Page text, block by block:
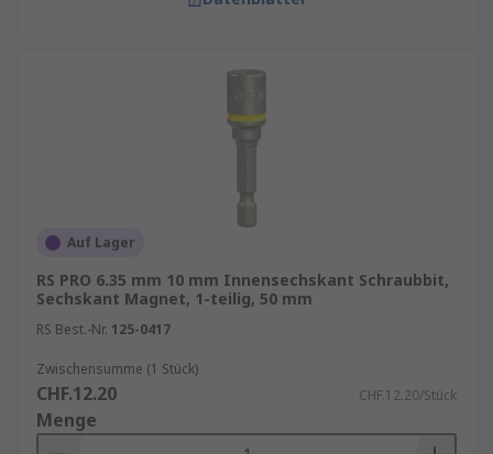
Auf Lager
RS PRO 6.35 mm 10 mm Innensechskant Schraubbit,
Sechskant Magnet, 1-teilig, 50 mm
RS Best.-Nr. 125-0417
Zwischensumme (1 Stück)
CHF.12.20 CHF.12.20/Stück
Menge